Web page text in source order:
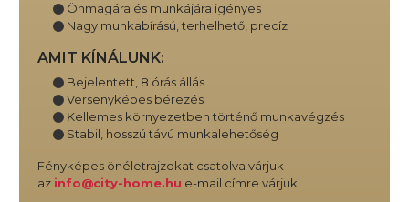
Önmagára és munkájára igényes
Nagy munkabírású, terhelhető, precíz
AMIT KÍNÁLUNK:
Bejelentett, 8 órás állás
Versenyképes bérezés
Kellemes környezetben történő munkavégzés
Stabil, hosszú távú munkalehetőség
Fényképes önéletrajzokat csatolva várjuk
az info@city-home.hu e-mail címre várjuk.